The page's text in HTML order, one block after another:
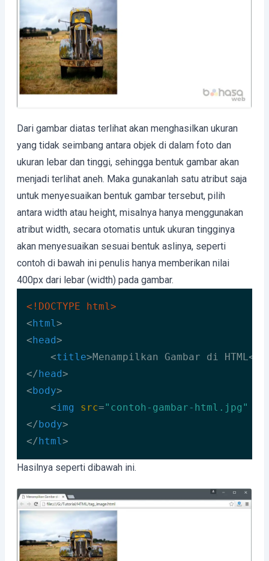
Dari gambar diatas terlihat akan menghasilkan ukuran
yang tidak seimbang antara objek di dalam foto dan
ukuran lebar dan tinggi, sehingga bentuk gambar akan
menjadi terlihat aneh. Maka gunakanlah satu atribut saja
untuk menyesuaikan bentuk gambar tersebut, pilih
antara width atau height, misalnya hanya menggunakan
atribut width, secara otomatis untuk ukuran tingginya
akan menyesuaikan sesuai bentuk aslinya, seperti
contoh di bawah ini penulis hanya memberikan nilai
400px dari lebar (width) pada gambar.
<!DOCTYPE html>
<html>
<head>
<title>Menampilkan Gambar di HTML</
</head>
<body>
<img src="contoh-gambar-html.jpg"
</body>
</html>
Code language: HTML, XML
Hasilnya seperti dibawah ini.